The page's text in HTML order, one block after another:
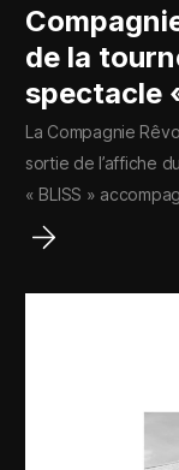
de la
spectacle
La Compagnie
sortie de l’affiche
« BLISS »